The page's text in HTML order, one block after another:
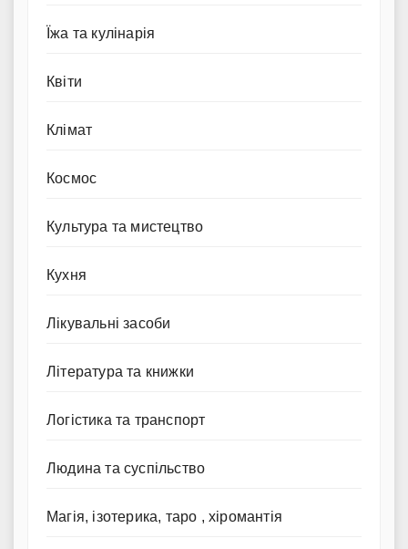
Їжа та кулінарія
Квіти
Клімат
Космос
Культура та мистецтво
Кухня
Лікувальні засоби
Література та книжки
Логістика та транспорт
Людина та суспільство
Магія, ізотерика, таро , хіромантія